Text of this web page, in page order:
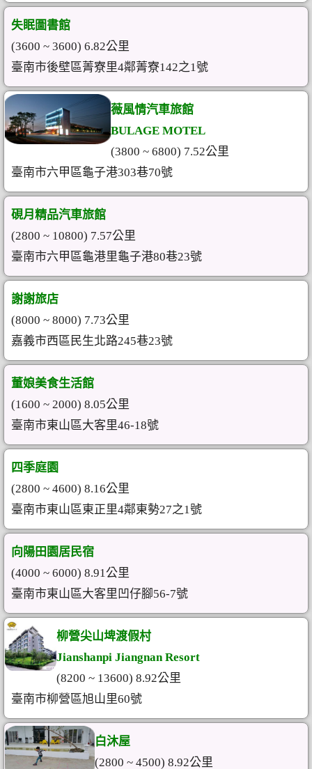
失眠圖書館
(3600 ~ 3600) 6.82公里
臺南市後壁區菁寮里4鄰菁寮142之1號
薇風情汽車旅館
BULAGE MOTEL
(3800 ~ 6800) 7.52公里
臺南市六甲區龜子港303巷70號
硯月精品汽車旅館
(2800 ~ 10800) 7.57公里
臺南市六甲區龜港里龜子港80巷23號
謝謝旅店
(8000 ~ 8000) 7.73公里
嘉義市西區民生北路245巷23號
董娘美食生活館
(1600 ~ 2000) 8.05公里
臺南市東山區大客里46-18號
四季庭園
(2800 ~ 4600) 8.16公里
臺南市東山區東正里4鄰東勢27之1號
向陽田園居民宿
(4000 ~ 6000) 8.91公里
臺南市東山區大客里凹仔腳56-7號
柳營尖山埤渡假村
Jianshanpi Jiangnan Resort
(8200 ~ 13600) 8.92公里
臺南市柳營區旭山里60號
白沐屋
(2800 ~ 4500) 8.92公里